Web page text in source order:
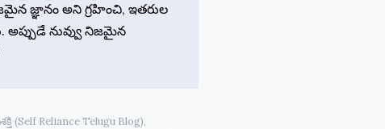
జ్ఞానం అని గ్రహించి, ఇతరుల
అప్పుడే నువ్వు నిజమైన
(Self Reliance Telugu Blog),